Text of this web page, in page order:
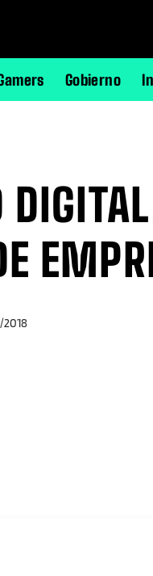
Gobierno
2018